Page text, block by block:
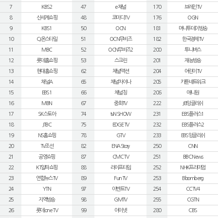
7
KBS2
8
신세계쇼핑
9
KBS1
10
CJ온스타일
11
MBC
12
롯데홈쇼핑
13
현대홈쇼핑
14
채널A
15
EBS1
16
MBN
17
SK스토아
18
JTBC
19
NS홈쇼핑
20
TV조선
21
공영쇼핑
22
KT알파쇼핑
23
연합뉴스TV
24
YTN
25
지역방송
26
롯데 one TV
47
e채널
48
코미디TV
50
OCN
51
OCN무비즈
52
OCN무비즈2
53
스크린
62
채널액션
65
채널차이나
66
채널칭
67
중화TV
74
tvN SHOW
75
EDGE TV
78
GTV
82
ENA Story
87
CMC TV
88
라이프타임
89
Fun TV
97
이벤트TV
98
GMTV
99
아이넷
170
브레인TV
176
OGN
181
머니투데이방송
182
한국경제TV
200
투니버스
201
재능방송
204
어린이TV
205
카툰네트워크
206
애니원
222
JEI잉글리쉬
231
EBS플러스1
232
EBS플러스2
233
EBS잉글리쉬
250
CNN
251
BBC News
252
NHK프리미엄
253
Bloomberg
254
CCTV4
255
CGTN
280
CBS